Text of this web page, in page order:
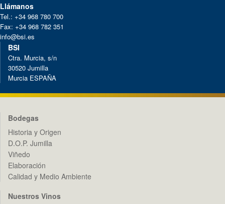
Llámanos
Tel.: +34 968 780 700
Fax: +34 968 782 351
info@bsi.es
BSI
Ctra. Murcia, s/n
30520 Jumilla
Murcia ESPAÑA
Bodegas
Historia y Origen
D.O.P. Jumilla
Viñedo
Elaboración
Calidad y Medio Ambiente
Nuestros Vinos